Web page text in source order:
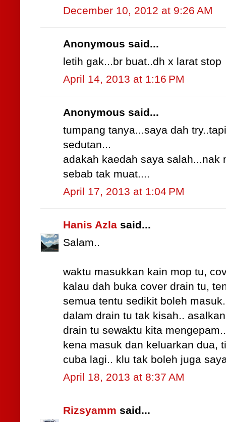
December 10, 2012 at 9:26 AM
Anonymous said...
letih gak...br buat..dh x larat stop
April 14, 2013 at 1:16 PM
Anonymous said...
tumpang tanya...saya dah
sedutan...
adakah kaedah saya
sebab tak muat....
April 17, 2013 at 1:04 PM
Hanis Azla said...
Salam..
waktu masukkan kain mop tu,
kalau dah buka cover drain tu,
semua tentu sedikit boleh
dalam drain tu tak kisah..
drain tu sewaktu kita
kena masuk dan keluarkan dua,
cuba lagi.. klu tak boleh juga
April 18, 2013 at 8:37 AM
Rizsyamm said...